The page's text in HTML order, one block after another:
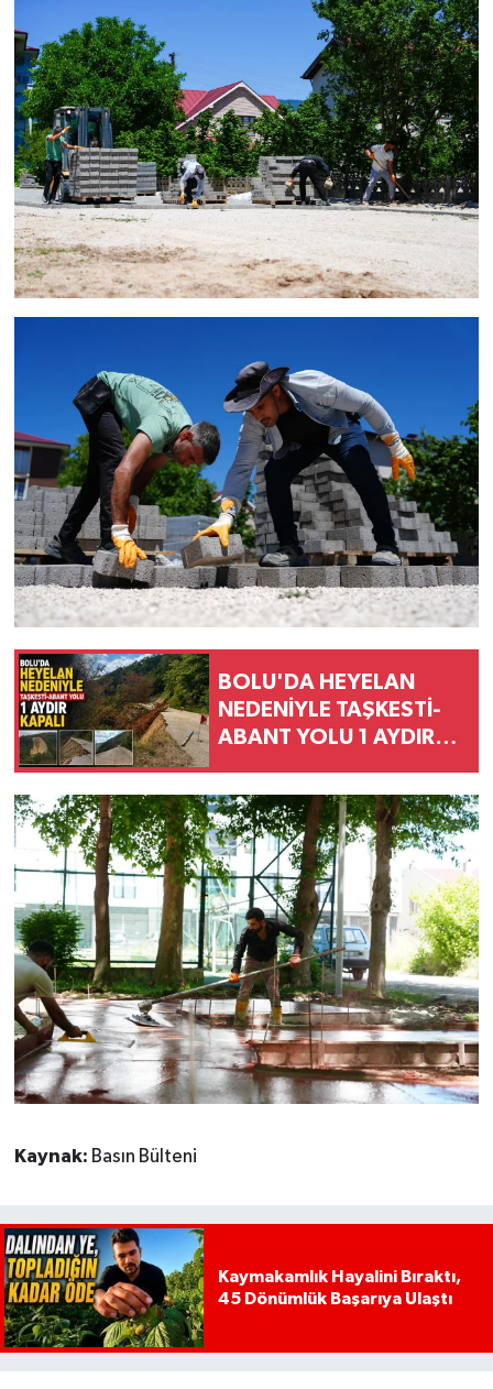
BOLU'DA HEYELAN
NEDENİYLE TAŞKESTİ-
ABANT YOLU 1 AYDIR
Kaynak: Basın Bülteni
Kaymakamlık Hayalini Bıraktı,
45 Dönümlük Başarıya Ulaştı